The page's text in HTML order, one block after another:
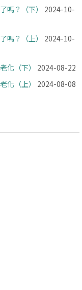
嗎？（下）
2024-10-
嗎？（上）
2024-10-
化（下）
2024-08-22
化（上）
2024-08-08